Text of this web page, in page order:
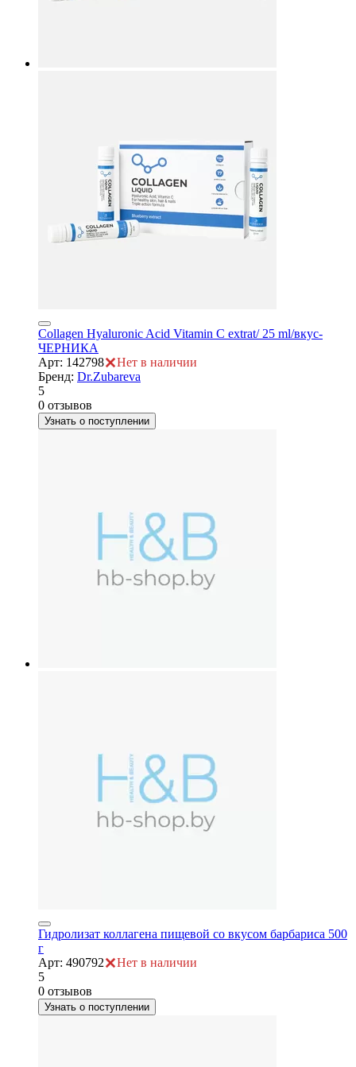
Collagen Hyaluronic Acid Vitamin C extrat/ 25 ml/вкус-
ЧЕРНИКА
Арт: 142798
Нет в наличии
Бренд: Dr.Zubareva
5
0 отзывов
Узнать о поступлении
Гидролизат коллагена пищевой со вкусом барбариса 500
г
Арт: 490792
Нет в наличии
5
0 отзывов
Узнать о поступлении